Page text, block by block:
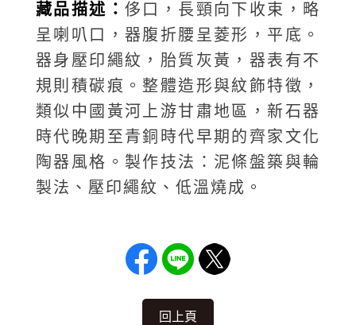
藏品描述： 侈口，長頸向下收束，略
呈喇叭口，器腹折腰呈菱形，平底。
器身壓印繩紋，胎質灰黃，器表有不
規則積碳痕。整體造形與紋飾特徵，
類似中國黃河上游甘肅地區，新石器
時代晚期至青銅時代早期的齊家文化
陶器風格。製作技法：泥條盤築與輪
製法、壓印繩紋、低溫燒成。
回上頁